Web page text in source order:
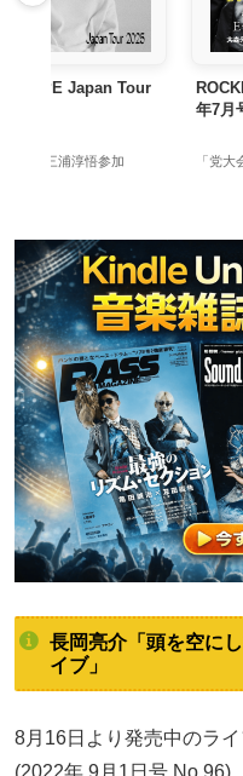
ROCKIN’ON JAPAN
「党大会」フォト＆ルポ掲
長岡亮介「頭を空に
イブ」
8月16日より発売中のラ